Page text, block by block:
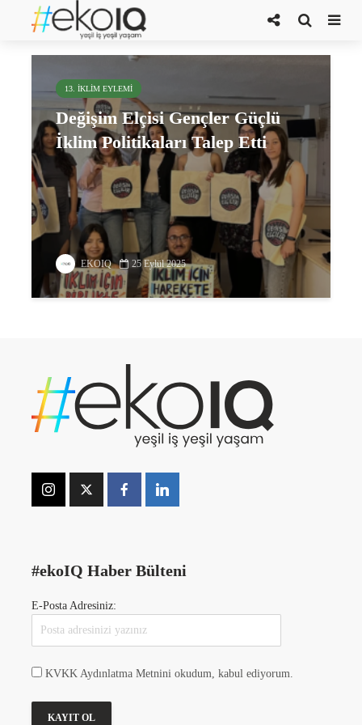
Türkiye’nin Ulusal Katkı Beyanı
13. İKLIM EYLEMI
Değişim Elçisi Gençler Güçlü
İklim Politikaları Talep Etti
EKOIQ 25 Eylül 2025
#ekoIQ Haber Bülteni
E-Posta Adresiniz:
KVKK Aydınlatma Metnini okudum, kabul ediyorum.